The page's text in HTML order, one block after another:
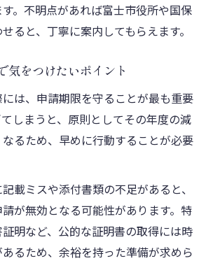
。不明点があれば富士市役所や国保
ると、丁寧に案内してもらえます。
気をつけたいポイント
は、申請期限を守ることが最も重要
しまうと、原則としてその年度の減
るため、早めに行動することが必要
載ミスや添付書類の不足があると、
が無効となる可能性があります。特
明など、公的な証明書の取得には時
るため、余裕を持った準備が求めら